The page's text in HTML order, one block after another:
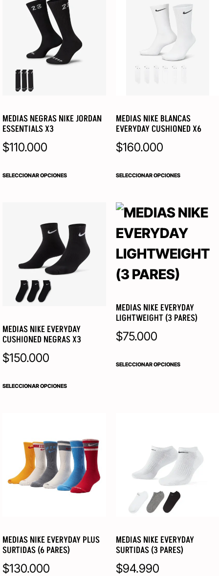
MEDIAS NEGRAS NIKE JORDAN
ESSENTIALS X3
$110.000
SELECCIONAR OPCIONES
MEDIAS NIKE BLANCAS
EVERYDAY CUSHIONED X6
$160.000
SELECCIONAR OPCIONES
MEDIAS NIKE EVERYDAY
CUSHIONED NEGRAS X3
$150.000
SELECCIONAR OPCIONES
MEDIAS NIKE EVERYDAY
LIGHTWEIGHT (3 PARES)
$75.000
SELECCIONAR OPCIONES
MEDIAS NIKE EVERYDAY PLUS
SURTIDAS (6 PARES)
$130.000
MEDIAS NIKE EVERYDAY
SURTIDAS (3 PARES)
$94.990